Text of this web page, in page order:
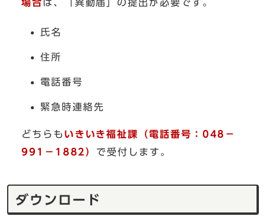
場合は、「異動届」の提出が必要です。
氏名
住所
電話番号
緊急時連絡先
どちらも いきいき福祉課（電話番号：048－
991－1882） で受付します。
ダウンロード